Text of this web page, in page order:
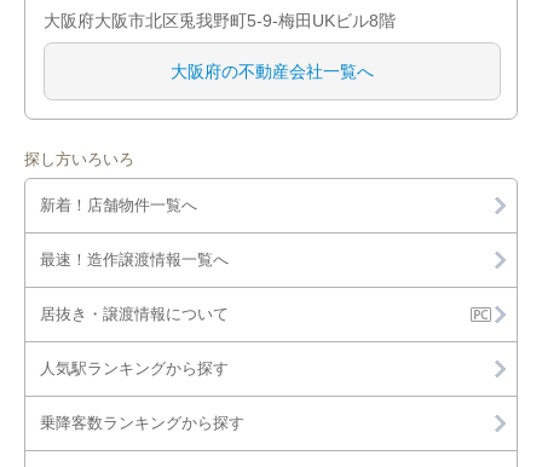
大阪府大阪市北区兎我野町5-9-梅田UKビル8階
大阪府の不動産会社一覧へ
探し方いろいろ
新着！店舗物件一覧へ
最速！造作譲渡情報一覧へ
居抜き・譲渡情報について
人気駅ランキングから探す
乗降客数ランキングから探す